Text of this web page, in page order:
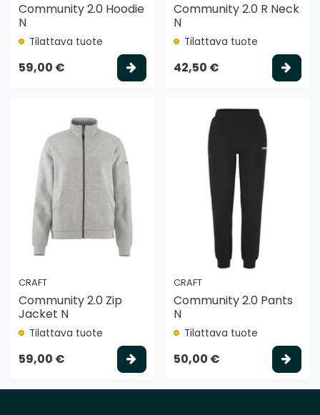
Community 2.0 Hoodie
N
Tilattava tuote
59,00 € Valitse vaihtoehto
Community 2.0 R Neck
N
Tilattava tuote
42,50 €
CRAFT
Community 2.0 Zip
Jacket N
Tilattava tuote
59,00 € Valitse vaihtoehto
CRAFT
Community 2.0 Pants
N
Tilattava tuote
50,00 €